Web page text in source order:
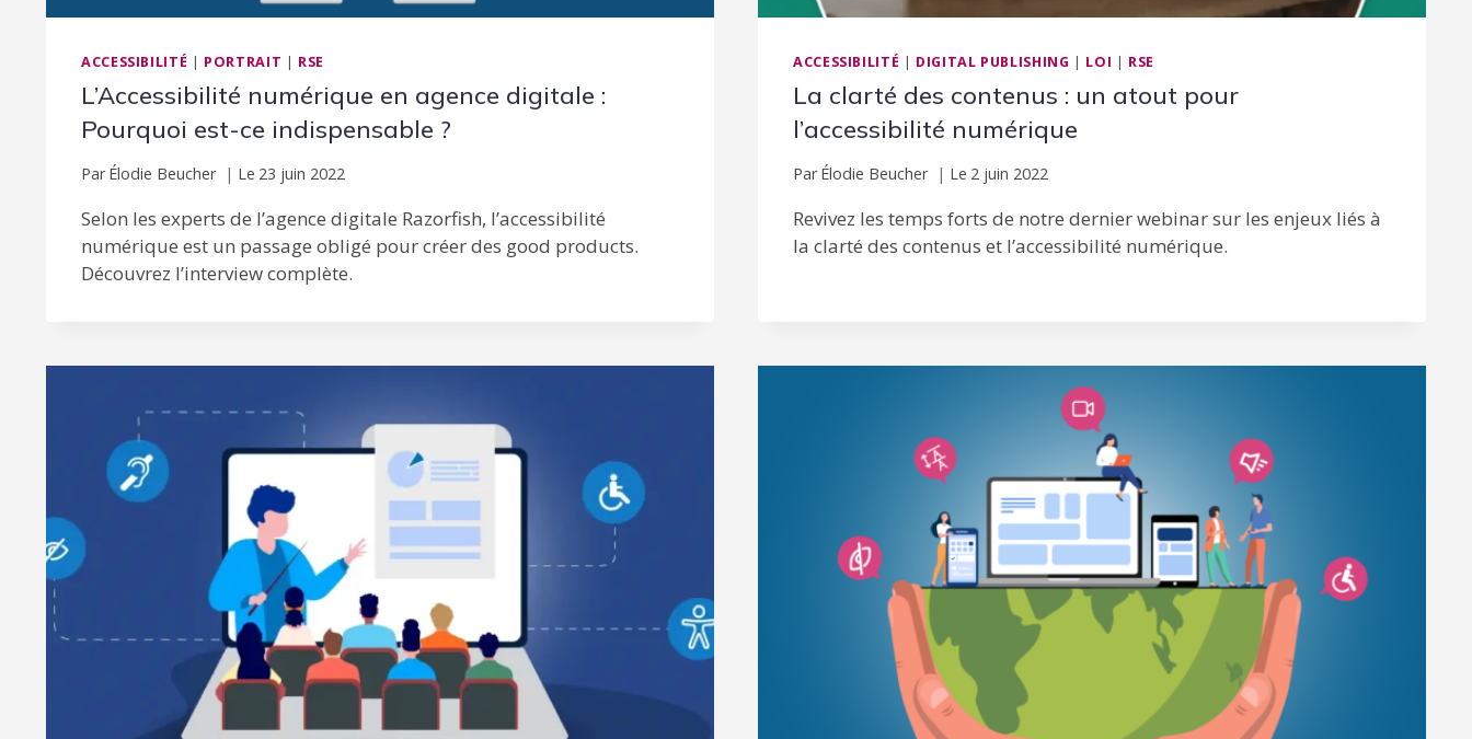
ACCESSIBILITÉ | PORTRAIT | RSE
L’Accessibilité numérique en agence digitale :
Pourquoi est-ce indispensable ?
Par Élodie Beucher Le 23 juin 2022
Selon les experts de l’agence digitale Razorfish, l’accessibilité
numérique est un passage obligé pour créer des good products.
Découvrez l’interview complète.
ACCESSIBILITÉ | DIGITAL PUBLISHING | LOI | RSE
La clarté des contenus : un atout pour
l’accessibilité numérique
Par Élodie Beucher Le 2 juin 2022
Revivez les temps forts de notre dernier webinar sur les enjeux liés à
la clarté des contenus et l’accessibilité numérique.